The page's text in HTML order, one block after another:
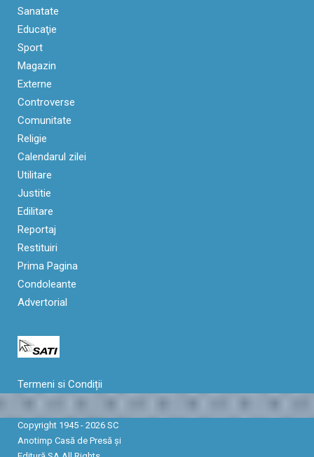
Sanatate
Educaţie
Sport
Magazin
Externe
Controverse
Comunitate
Religie
Calendarul zilei
Utilitare
Justitie
Edilitare
Reportaj
Restituiri
Prima Pagina
Condoleante
Advertorial
Termeni si Condiții
Copyright 1945 - 2026 SC
Anotimp Casă de Presă şi